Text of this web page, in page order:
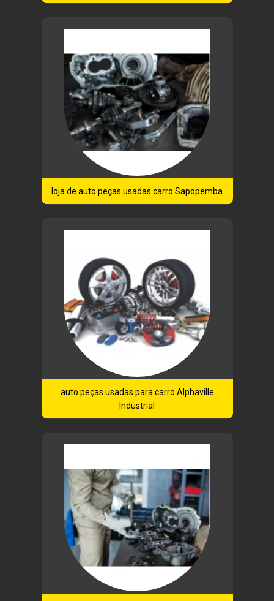
loja de auto peças usadas carro Sapopemba
auto peças usadas para carro Alphaville
Industrial